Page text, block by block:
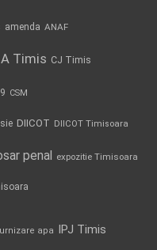
amenda ANAF
Timis CJ Timis
CSM
DIICOT DIICOT Timisoara
penal expozitie Timisoara
apa IPJ Timis